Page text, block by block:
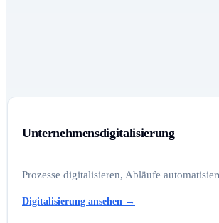
Unternehmensdigitalisierung
Prozesse digitalisieren, Abläufe
Digitalisierung ansehen →